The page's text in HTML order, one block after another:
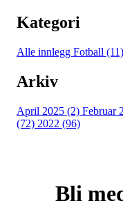
Kategori
Alle innlegg Fotball (11)
Arkiv
April 2025 (2) Februar
(72) 2022 (96)
Bli